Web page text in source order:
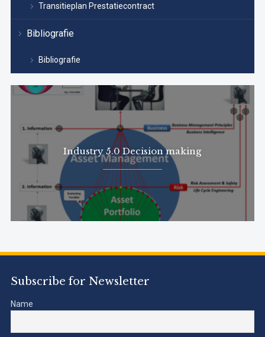
Transitieplan Prestatiecontract
Bibliografie
Bibliografie
Industry 5.0 Decision making
Subscribe for Newsletter
Name